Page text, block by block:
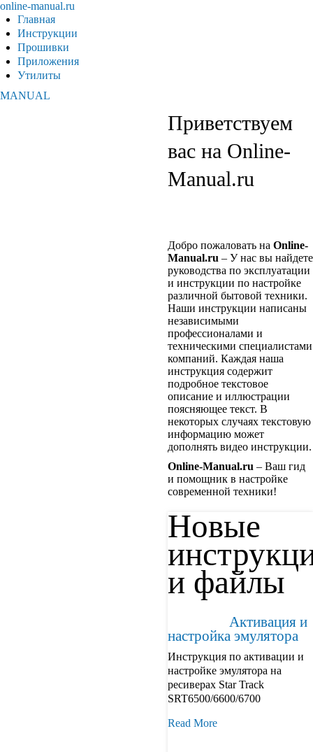
online-manual.ru
Главная
Инструкции
Прошивки
Приложения
Утилиты
MANUAL
Приветствуем
вас на Online-
Manual.ru
Добро пожаловать на Online-
Manual.ru – У нас вы найдете
руководства по эксплуатации
и инструкции по настройке
различной бытовой техники.
Наши инструкции написаны
независимыми
профессионалами и
техническими специалистами
компаний. Каждая наша
инструкция содержит
подробное текстовое
описание и иллюстрации
поясняющее текст. В
некоторых случаях текстовую
информацию может
дополнять видео инструкции.
Online-Manual.ru – Ваш гид
и помощник в настройке
современной техники!
Новые
и файлы
Активация и
настройка эмулятора
Инструкция по активации и
настройке эмулятора на
ресиверах Star Track
SRT6500/6600/6700
Read More